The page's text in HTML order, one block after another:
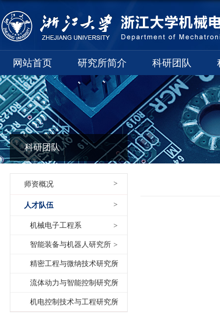
网站首页 研究所简介 科研团队
科研团队
师资概况
人才队伍
机械电子工程系
智能装备与机器人研究所
精密工程与微纳技术研究所
流体动力与智能控制研究所
机电控制技术与工程研究所